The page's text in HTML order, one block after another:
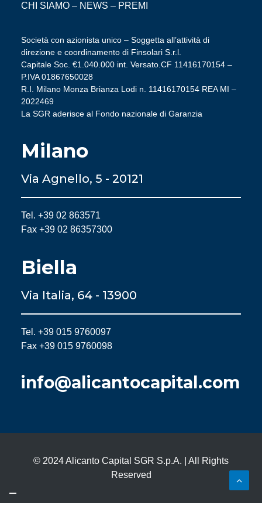
CHI SIAMO – NEWS – PREMI
Società con azionista unico – Soggetta all’attività di
direzione e coordinamento di Finsolari S.r.l.
Capitale Soc. €1.040.000 int. Versato.CF 11416170154 –
P.IVA 01867650028
R.I. Milano Monza Brianza Lodi n. 11416170154 REA MI –
2022469
La SGR aderisce al Fondo nazionale di Garanzia
Milano
Via Agnello, 5 - 20121
Tel. +39 02 863571
Fax +39 02 86357300
Biella
Via Italia, 64 - 13900
Tel. +39 015 9760097
Fax +39 015 9760098
info@alicantocapital.com
© 2024 Alicanto Capital SGR S.p.A. | All Rights
Reserved